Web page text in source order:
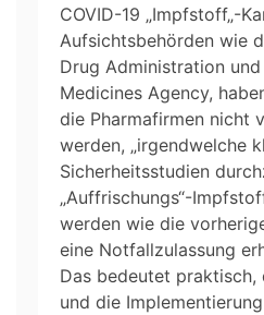
COVID-19 „Impfstoff„-
Aufsichtsbehörden wie
Drug Administration
Medicines Agency,
die Pharmafirmen nicht
werden, „irgendwelche
Sicherheitsstudien
„Auffrischungs“-
werden wie die
eine Notfallzulassung
Das bedeutet praktisch,
und die